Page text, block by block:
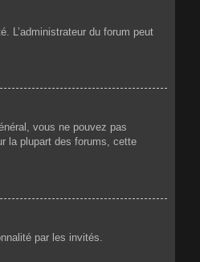
L’administrateur du forum peut
vous ne pouvez pas
la plupart des forums, cette
par les invités.